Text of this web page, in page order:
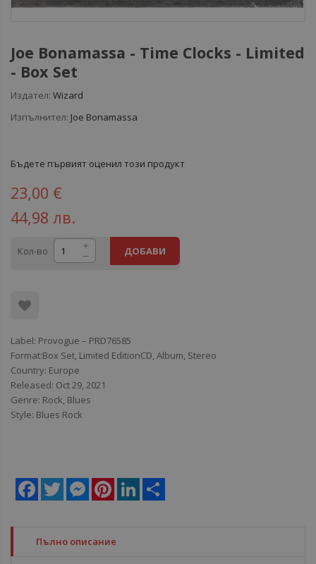
Joe Bonamassa - Time Clocks - Limited
- Box Set
Издател: Wizard
Изпълнител: Joe Bonamassa
Бъдете първият оценил този продукт
23,00 €
44,98 лв.
Кол-во ДОБАВИ
Label: Provogue – PRD76585
Format:Box Set, Limited EditionCD, Album, Stereo
Country: Europe
Released: Oct 29, 2021
Genre: Rock, Blues
Style: Blues Rock
Facebook
Twitter MessengerPinterestLinkedIn
Пълно описание